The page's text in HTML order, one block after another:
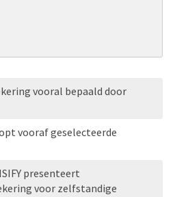
vooral bepaald door
vooraf geselecteerde
presenteert
voor zelfstandige